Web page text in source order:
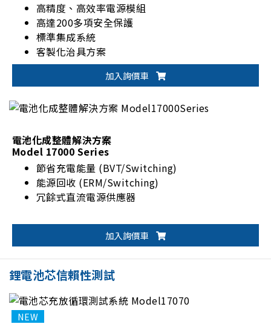
高精度、高效率電源模組
高達200多項安全保護
標準集成系統
客製化治具方案
加入詢價車
電池化成整體解決方案
Model 17000 Series
節省充電能量 (BVT/Switching)
能源回收 (ERM/Switching)
冗餘式直流電源供應器
加入詢價車
鋰電池芯信賴性測試